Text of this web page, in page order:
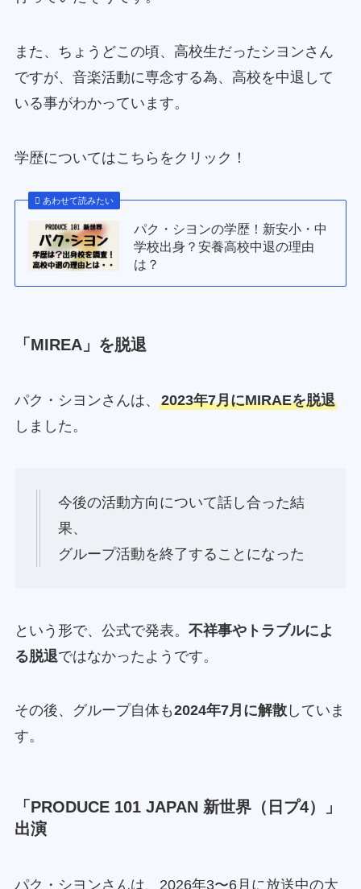
また、ちょうどこの頃、高校生だったシヨンさん
ですが、音楽活動に専念する為、高校を中退して
いる事がわかっています。
学歴についてはこちらをクリック！
あわせて読みたい
パク・シヨンの学歴！新安小・中
学校出身？安養高校中退の理由
は？
「MIREA」を脱退
パク・シヨンさんは、 2023年7月にMIRAEを脱退
しました。
今後の活動方向について話し合った結
果、
グループ活動を終了することになった
という形で、公式で発表。 不祥事やトラブルによ
る脱退ではなかったようです。
その後、グループ自体も2024年7月に解散していま
す。
「PRODUCE 101 JAPAN 新世界（日プ4）」
出演
パク・シヨンさんは、2026年3〜6月に放送中の大